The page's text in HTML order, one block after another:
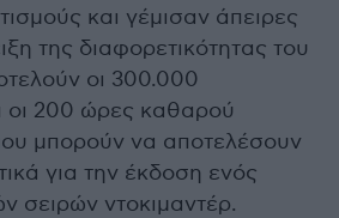
και γέμισαν άπειρες
της διαφορετικότητας του
οι 300.000
οι 200 ώρες καθαρού
μπορούν να αποτελέσουν
για την έκδοση ενός
σειρών ντοκιμαντέρ.